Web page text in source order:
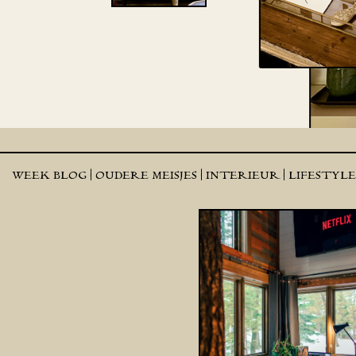
WEEK BLOG | OUDERE MEISJES | INTERIEUR | LIFESTYLE